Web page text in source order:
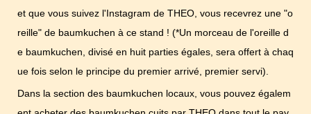
et que vous suivez l'Instagram de THEO, vous recevrez une "o
reille" de baumkuchen à ce stand ! (*Un morceau de l'oreille d
e baumkuchen, divisé en huit parties égales, sera offert à chaq
ue fois selon le principe du premier arrivé, premier servi).
Dans la section des baumkuchen locaux, vous pouvez égalem